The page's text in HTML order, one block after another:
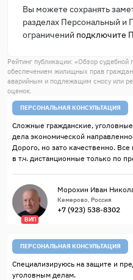
Вы можете сохранять
разделах Персональный и
ограничений подключите
Рейтинг публикации: «Обзор судебной
обеспечением жилищных прав
аварийным и подлежащим сносу или
оценок.
ПЕРСОНАЛЬНАЯ КОНСУЛЬТАЦИЯ
Сложные гражданские,
дела экономической
Дорого, но зато качественно. Все
в т.ч. дистанционные только по
ВИП
Морохин Иван
Кемерово, Россия
+7 (923) 538-8302
ПЕРСОНАЛЬНАЯ КОНСУЛЬТАЦИЯ
Специализируюсь на защите и
уголовным делам.